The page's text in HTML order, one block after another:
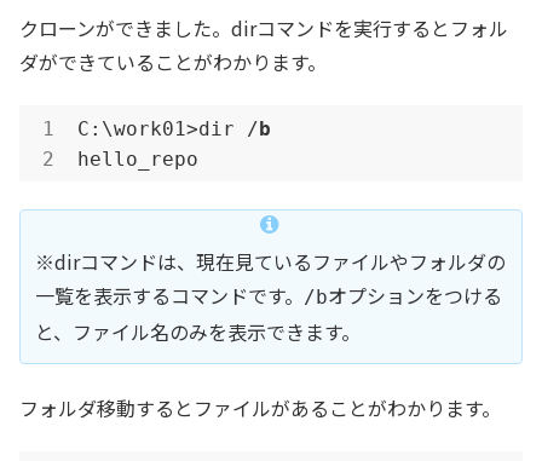
クローンができました。dirコマンドを実行するとフォル
ダができていることがわかります。
C:\work01>dir /b
hello_repo
※dirコマンドは、現在見ているファイルやフォルダの
一覧を表示するコマンドです。
/bオプションをつける
と、ファイル名のみを表示できます。
フォルダ移動するとファイルがあることがわかります。